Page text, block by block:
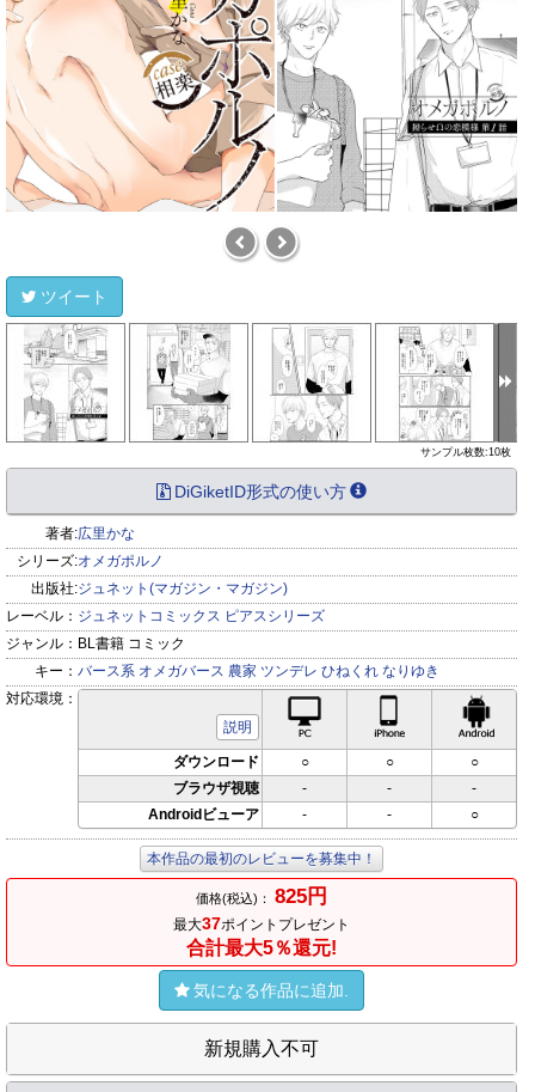
ツイート
サンプル枚数:10枚
DiGiketID形式の使い方
著者:広里かな
シリーズ:オメガポルノ
出版社:ジュネット(マガジン・マガジン)
レーベル： ジュネットコミックス ピアスシリーズ
ジャンル： BL書籍 コミック
キー： バース系 オメガバース 農家 ツンデレ ひねくれ なりゆき
対応環境：
説明
iPhone対応
ダウンロード ○ ○
○
ブラウザ視聴
- -
-
Androidビューア
- - ○
本作品の最初のレビューを募集中！
価格(税込)： 825円
最大37ポイントプレゼント
合計最大5％還元!
気になる作品に追加.
新規購入不可